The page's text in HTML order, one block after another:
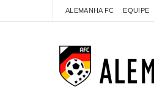
ALEMANHA FC EQUIPE